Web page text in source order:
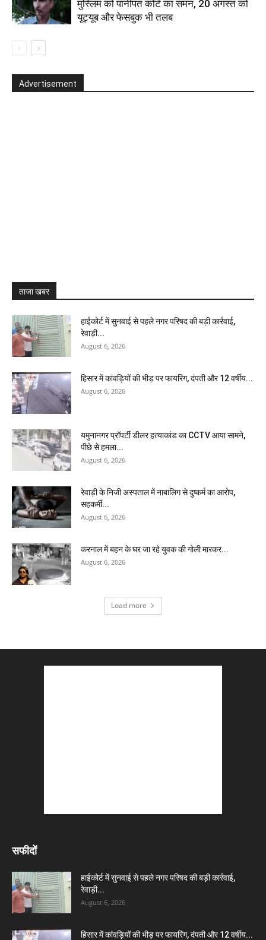
मुस्लिम को पानीपत कोर्ट का समन, 20 अगस्त को
यूट्यूब और फेसबुक भी तलब
Advertisement
ताजा खबर
हाईकोर्ट में सुनवाई से पहले नगर परिषद की बड़ी कार्रवाई,
रेवाड़ी...
August 6, 2026
हिसार में कांवड़ियों की भीड़ पर फायरिंग, दंपती और 12 वर्षीय...
August 6, 2026
यमुनानगर प्रॉपर्टी डीलर हत्याकांड का CCTV आया सामने,
पीछे से हमला...
August 6, 2026
रेवाड़ी के निजी अस्पताल में नाबालिग से दुष्कर्म का आरोप,
सहकर्मी...
August 6, 2026
करनाल में बहन के घर जा रहे युवक की गोली मारकर...
August 6, 2026
Load more
सफीदों
हाईकोर्ट में सुनवाई से पहले नगर परिषद की बड़ी कार्रवाई,
रेवाड़ी...
August 6, 2026
हिसार में कांवड़ियों की भीड़ पर फायरिंग, दंपती और 12 वर्षीय...